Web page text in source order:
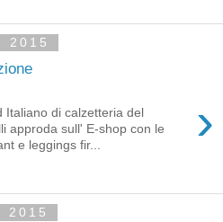
2015
›
Italiano di calzetteria del
approda sull' E-shop con le
e leggings fir...
2015